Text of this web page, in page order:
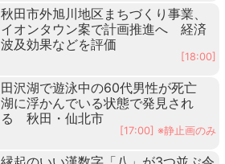
秋田市外旭川地区まちづくり事業、
イオンタウン案で計画推進へ 経済
波及効果などを評価
[18:00]
田沢湖で遊泳中の60代男性が死亡
湖に浮かんでいる状態で発見され
る 秋田・仙北市
[17:00] ※静止画のみ